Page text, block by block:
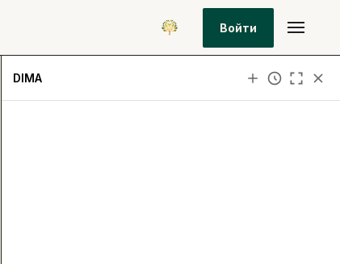
Войти
DIMA